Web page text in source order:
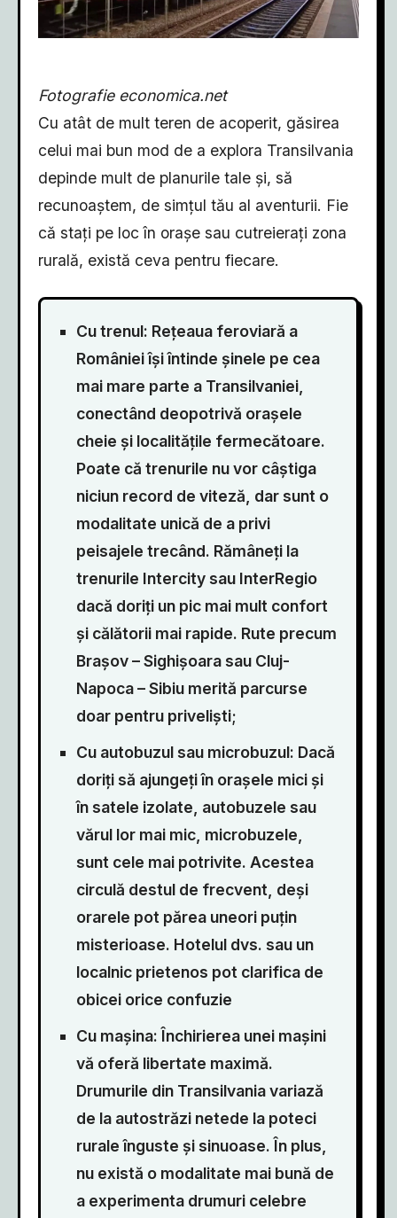
Fotografie economica.net
Cu atât de mult teren de acoperit, găsirea
celui mai bun mod de a explora Transilvania
depinde mult de planurile tale și, să
recunoaștem, de simțul tău al aventurii. Fie
că stați pe loc în orașe sau cutreierați zona
rurală, există ceva pentru fiecare.
Cu trenul: Rețeaua feroviară a
României își întinde șinele pe cea
mai mare parte a Transilvaniei,
conectând deopotrivă orașele
cheie și localitățile fermecătoare.
Poate că trenurile nu vor câștiga
niciun record de viteză, dar sunt o
modalitate unică de a privi
peisajele trecând. Rămâneți la
trenurile Intercity sau InterRegio
dacă doriți un pic mai mult confort
și călătorii mai rapide. Rute precum
Brașov – Sighișoara sau Cluj-
Napoca – Sibiu merită parcurse
doar pentru priveliști;
Cu autobuzul sau microbuzul: Dacă
doriți să ajungeți în orașele mici și
în satele izolate, autobuzele sau
vărul lor mai mic, microbuzele,
sunt cele mai potrivite. Acestea
circulă destul de frecvent, deși
orarele pot părea uneori puțin
misterioase. Hotelul dvs. sau un
localnic prietenos pot clarifica de
obicei orice confuzie
Cu mașina: Închirierea unei mașini
vă oferă libertate maximă.
Drumurile din Transilvania variază
de la autostrăzi netede la poteci
rurale înguste și sinuoase. În plus,
nu există o modalitate mai bună de
a experimenta drumuri celebre